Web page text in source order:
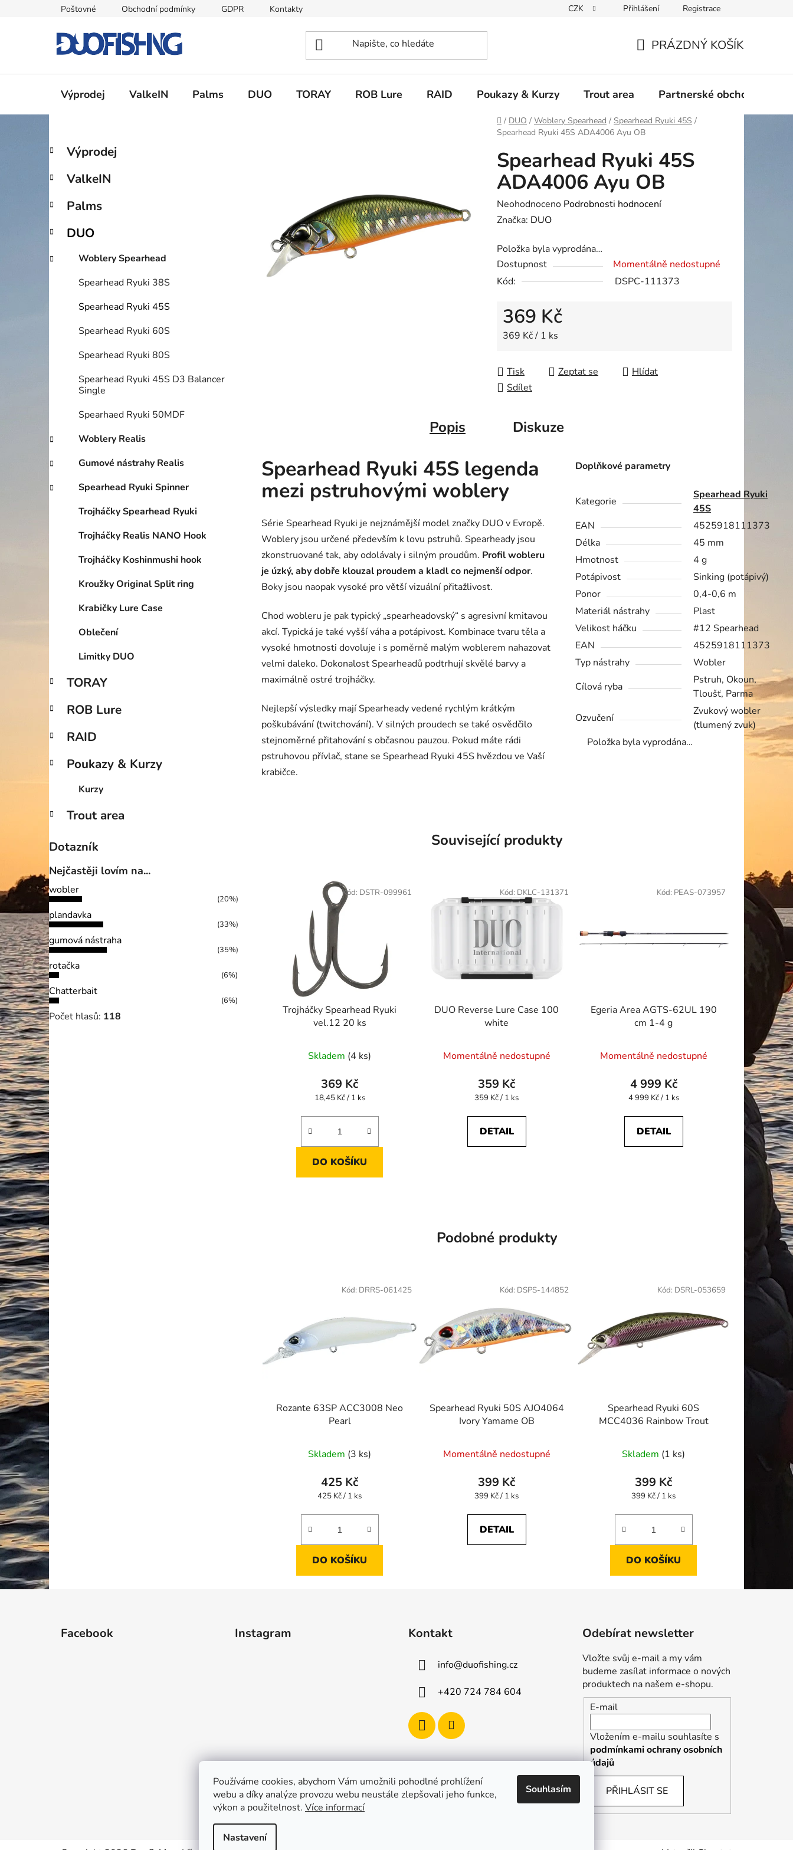
Používáme cookies, abychom Vám umožnili pohodlné prohlížení
webu a díky analýze provozu webu neustále zlepšovali jeho funkce,
výkon a použitelnost. Více informací
Nastavení
Souhlasím
Poštovné Obchodní podmínky GDPR Kontakty CZK Přihlášení Registrace
KOŠÍK
PRÁZDNÝ KOŠÍK
Výprodej ValkeIN Palms DUO TORAY ROB Lure RAID Poukazy & Kurzy Trout area Partnerské obchody
Domů
/ DUO / Woblery Spearhead / Spearhead Ryuki 45S /
Spearhead Ryuki 45S ADA4006 Ayu OB
P
s
r
n
n
í
Přeskočit
kategorie
K
a
e
o
i
Výprodej
ValkeIN
Palms
DUO
Woblery Spearhead
Spearhead Ryuki 38S
Spearhead Ryuki 45S
Spearhead Ryuki 60S
Spearhead Ryuki 80S
Spearhead Ryuki 45S D3 Balancer
Single
Spearhaed Ryuki 50MDF
Woblery Realis
Gumové nástrahy Realis
Spearhead Ryuki Spinner
Trojháčky Spearhead Ryuki
Trojháčky Realis NANO Hook
Trojháčky Koshinmushi hook
Kroužky Original Split ring
Krabičky Lure Case
Oblečení
Limitky DUO
TORAY
ROB Lure
RAID
Poukazy & Kurzy
Kurzy
Trout area
Dotazník
Nejčastěji lovím na...
wobler
(20%)
plandavka
(33%)
gumová nástraha
(35%)
rotačka
(6%)
Chatterbait
(6%)
Počet hlasů: 118
Spearhead Ryuki 45S
ADA4006 Ayu OB
Průměrné
hodnocení
je
0,0
z
hvězdiček.
Neohodnoceno Podrobnosti hodnocení
Značka: DUO
Položka byla vyprodána…
Dostupnost
Momentálně nedostupné
Kód:
DSPC-111373
369 Kč
Měrná cena:
369 Kč / 1 ks
Tisk Zeptat se
Hlídat
Sdílet
Popis Diskuze
Spearhead Ryuki 45S legenda
mezi pstruhovými woblery
Série Spearhead Ryuki je nejznámější model značky DUO v Evropě.
Woblery jsou určené především k lovu pstruhů. Spearheady jsou
zkonstruované tak, aby odolávaly i silným proudům. Profil wobleru
je úzký, aby dobře klouzal proudem a kladl co nejmenší odpor.
Boky jsou naopak vysoké pro větší vizuální přitažlivost.
Chod wobleru je pak typický „spearheadovský“ s agresivní kmitavou
akcí. Typická je také vyšší váha a potápivost. Kombinace tvaru těla a
vysoké hmotnosti dovoluje i s poměrně malým woblerem nahazovat
velmi daleko. Dokonalost Spearheadů podtrhují skvělé barvy a
maximálně ostré trojháčky.
Nejlepší výsledky mají Spearheady vedené rychlým krátkým
poškubávání (twitchování). V silných proudech se také osvědčilo
stejnoměrné přitahování s občasnou pauzou. Pokud máte rádi
pstruhovou přívlač, stane se Spearhead Ryuki 45S hvězdou ve Vaší
krabičce.
Doplňkové parametry
Kategorie
Spearhead Ryuki
45S
EAN
4525918111373
Délka
45 mm
Hmotnost
4 g
Potápivost
Sinking (potápivý)
Ponor
0,4-0,6 m
Materiál nástrahy
Plast
Velikost háčku
#12 Spearhead
EAN
4525918111373
Typ nástrahy
Wobler
Cílová ryba
Pstruh, Okoun,
Tloušť, Parma
Ozvučení
Zvukový wobler
(tlumený zvuk)
Položka byla vyprodána…
Související produkty
Trojháčky Spearhead Ryuki
vel.12 20 ks
Skladem (4 ks)
369 Kč
Měrná
18,45 Kč / 1 ks
DO KOŠÍKU
Kód: DSTR-099961
DUO Reverse Lure Case 100
white
Momentálně nedostupné
359 Kč
Měrná
359 Kč / 1 ks
DETAIL
Kód: DKLC-131371
Egeria Area AGTS-62UL 190
cm 1-4 g
Momentálně nedostupné
4 999 Kč
Měrná
4 999 Kč / 1 ks
DETAIL
Kód: PEAS-073957
Podobné produkty
Rozante 63SP ACC3008 Neo
Pearl
Skladem (3 ks)
425 Kč
Měrná
425 Kč / 1 ks
DO KOŠÍKU
Kód: DRRS-061425
Spearhead Ryuki 50S AJO4064
Ivory Yamame OB
Momentálně nedostupné
399 Kč
Měrná
399 Kč / 1 ks
DETAIL
Kód: DSPS-144852
Spearhead Ryuki 60S
MCC4036 Rainbow Trout
Skladem (1 ks)
399 Kč
Měrná
399 Kč / 1 ks
DO KOŠÍKU
Kód: DSRL-053659
Facebook Instagram Kontakt
info@duofishing.cz
+420 724 784 604
Odebírat newsletter
Vložte svůj e-mail a my vám
budeme zasílat informace o nových
produktech na našem e-shopu.
E-mail
Vložením e-mailu souhlasíte s
podmínkami ochrany osobních
údajů
PŘIHLÁSIT SE